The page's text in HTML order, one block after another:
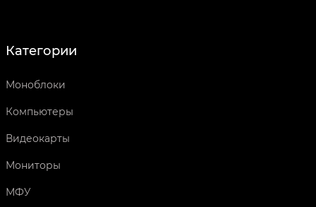
Категории
Моноблоки
Компьютеры
Видеокарты
Мониторы
МФУ